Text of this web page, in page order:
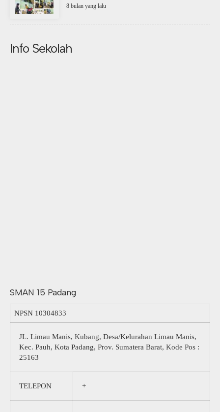
8 bulan yang lalu
Info Sekolah
SMAN 15 Padang
NPSN 10304833
JL. Limau Manis, Kubang, Desa/Kelurahan Limau Manis,
Kec. Pauh, Kota Padang, Prov. Sumatera Barat, Kode Pos :
25163
TELEPON +